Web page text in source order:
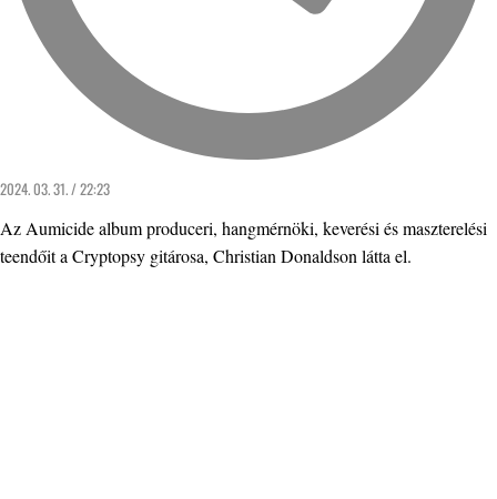
2024. 03. 31. / 22:23
Az Aumicide album produceri, hangmérnöki, keverési és maszterelési
teendőit a Cryptopsy gitárosa, Christian Donaldson látta el.